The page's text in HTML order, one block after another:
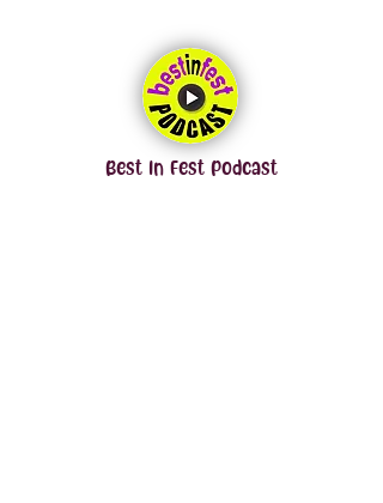
Best In Fest Podcast